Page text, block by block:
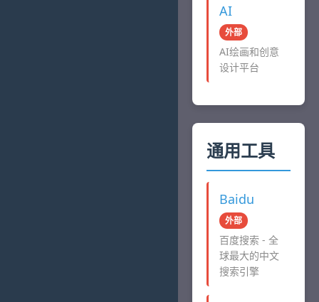
AI
外部
AI绘画和创意
设计平台
通用工具
Baidu
外部
百度搜索 - 全
球最大的中文
搜索引擎